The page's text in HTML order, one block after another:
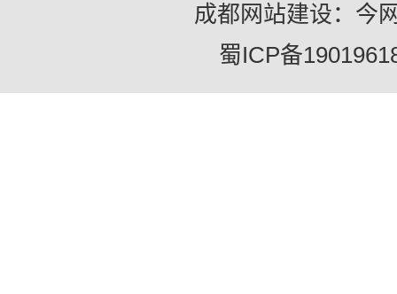
成都网站建设：今
蜀ICP备